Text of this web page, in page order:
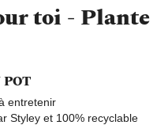
toi - Plante
entretenir
Styley et 100% recyclable